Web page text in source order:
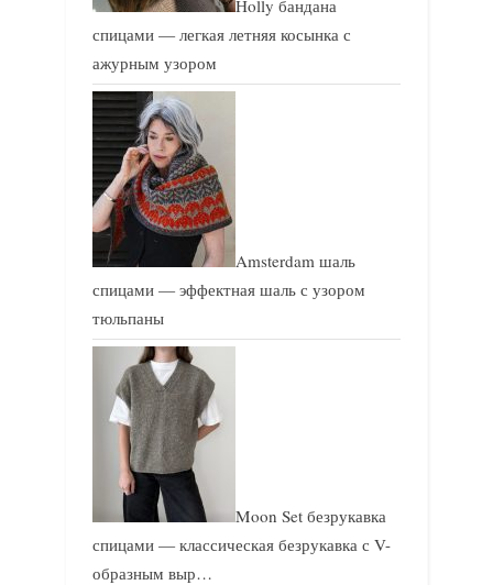
Holly бандана
спицами — легкая летняя косынка с
ажурным узором
Amsterdam шаль
спицами — эффектная шаль с узором
тюльпаны
Moon Set безрукавка
спицами — классическая безрукавка с V-
образным выр…